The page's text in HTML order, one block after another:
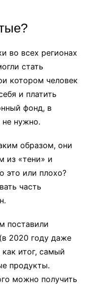
во всех регионах
стать
котором человек
и платить
фонд, в
не нужно.
образом, они
из «тени» и
это или плохо?
часть
поставили
2020 году даже
итог, самый
продукты.
можно получить